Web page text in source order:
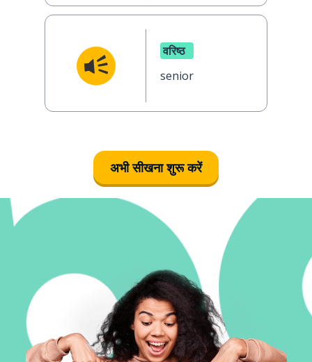
वरिष्ठ
senior
अभी सीखना शुरू करें